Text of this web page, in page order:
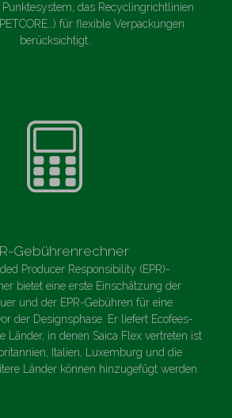
das Recyclingrichtlinien
für flexible Verpackungen
berücksichtigt.
Gebührenrechner
Producer Responsibility (EPR)-
bietet eine erste Einschätzung der
und der EPR-Gebühren für eine
der Designsphase. Er liefert Ecofees-
Länder, in denen Saica Flex vertreten ist
Italien, Luxemburg und die
Länder können hinzugefügt werden.